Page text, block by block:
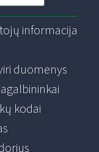
informacija
duomenys
kodai